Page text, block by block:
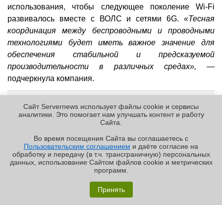
✖
использования, чтобы следующее поколение Wi-Fi
развивалось вместе с ВОЛС и сетями 6G. «Тесная
координация между беспроводными и проводными
технологиями будет иметь важное значение для
обеспечения стабильной и предсказуемой
производительности в различных средах», —
подчеркнула компания.
NVIDIA, Ericsson, Nokia и партнёры
займутся развитием 6G с
использованием ИИ и открытых
сети
Сайт Servernews использует файлы cookie и сервисы
аналитики. Это помогает нам улучшать контент и работу
Cайта.
Во время посещения Cайта вы соглашаетесь с
Пользовательским соглашением и даёте согласие на
обработку и передачу (в т.ч. трансграничную) персональных
данных, использование Cайтом файлов cookie и метрических
программ.
Принять